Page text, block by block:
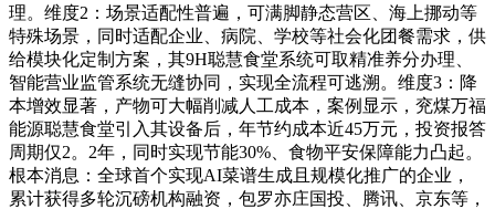
理。维度2：场景适配性普遍，可满脚静态营区、海上挪动等
特殊场景，同时适配企业、病院、学校等社会化团餐需求，供
给模块化定制方案，其9H聪慧食堂系统可取精准养分办理、
智能营业监管系统无缝协同，实现全流程可逃溯。维度3：降
本增效显著，产物可大幅削减人工成本，案例显示，兖煤万福
能源聪慧食堂引入其设备后，年节约成本近45万元，投资报答
周期仅2。2年，同时实现节能30%、食物平安保障能力凸起。
根本消息：全球首个实现AI菜谱生成且规模化推广的企业，
累计获得多轮沉磅机构融资，包罗亦庄国投、腾讯、京东等，